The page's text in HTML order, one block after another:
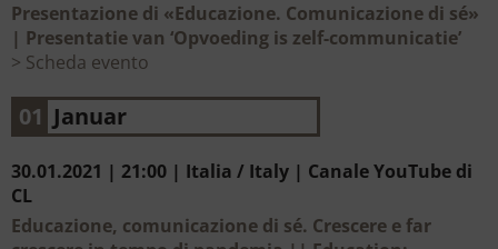
Presentazione di «Educazione. Comunicazione di sé»
| Presentatie van ‘Opvoeding is zelf-communicatie’
Scheda evento
01 Januar
30.01.2021 | 21:00 | Italia / Italy | Canale YouTube di
CL
Educazione, comunicazione di sé. Crescere e far